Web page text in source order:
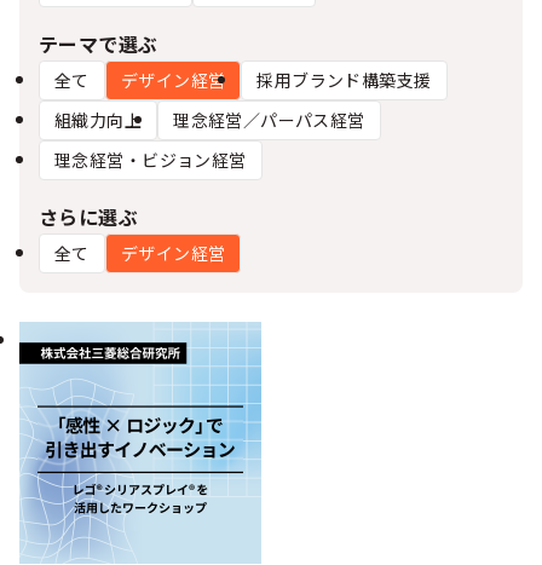
テーマで選ぶ
全て デザイン経営​
採用ブランド構築支援
組織力向上
理念経営／パーパス経営
理念経営・ビジョン経営
さらに選ぶ
全て デザイン経営​